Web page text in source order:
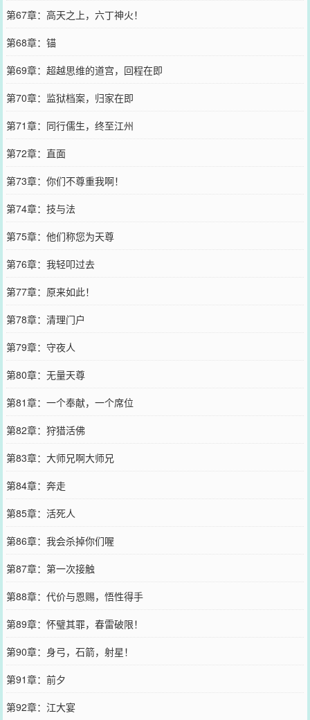
第67章：高天之上，六丁神火！
第68章：锚
第69章：超越思维的道宫，回程在即
第70章：监狱档案，归家在即
第71章：同行儒生，终至江州
第72章：直面
第73章：你们不尊重我啊！
第74章：技与法
第75章：他们称您为天尊
第76章：我轻叩过去
第77章：原来如此！
第78章：清理门户
第79章：守夜人
第80章：无量天尊
第81章：一个奉献，一个席位
第82章：狩猎活佛
第83章：大师兄啊大师兄
第84章：奔走
第85章：活死人
第86章：我会杀掉你们喔
第87章：第一次接触
第88章：代价与恩赐，悟性得手
第89章：怀璧其罪，春雷破限！
第90章：身弓，石箭，射星！
第91章：前夕
第92章：江大宴